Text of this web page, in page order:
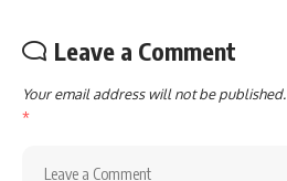
Leave a Comment
Your email address will not be published.
*